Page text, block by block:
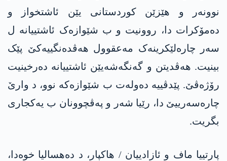
نوونەر و ھێزێن کوردستانی یێن ئاشتخواز و
دەمۆکرات دا، روونیت و ب شێوازەک ئاشتییانە ل
سەر چارەلێکرینەک مەعقوول ھەڤدەنگییەکێ پێک
بینیت. ھەڤدیتن و گەنگەشەیێن ئاشتییانە دەرخینیت
رۆژەڤێ. پێدڤییە دەولەت ب شێوازەکە نوو، د وارێ
چارەسەرییێ دا، رێیا شەر و پەڤچوونان ب یەکجاری
بگریت.
پارتییا ماف و ئازادییان / ھاکپار، د دەھسالیا خوەدا،